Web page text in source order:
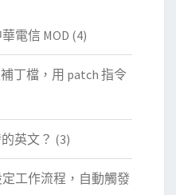
電信 MOD (4)
丁檔，用 patch 指令
英文？ (3)
工作流程，自動觸發